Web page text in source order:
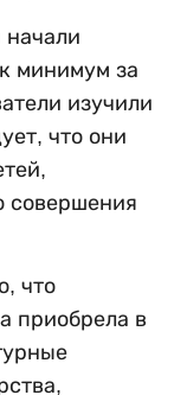
минимум за
изучили
что они
совершения
что
приобрела в